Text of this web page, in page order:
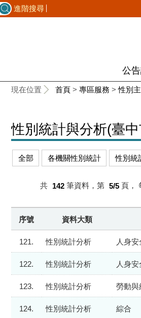
進階搜尋
公
現在位置 首頁 > 專區服務 >性別
性別統計與分析(臺
全部 各機關性別統計 性別統
共 142 筆資料，第 5/5 頁，
序號 資料大類
121. 性別統計分析 人身
122. 性別統計分析 人身
123. 性別統計分析 勞動與
124. 性別統計分析 綜合